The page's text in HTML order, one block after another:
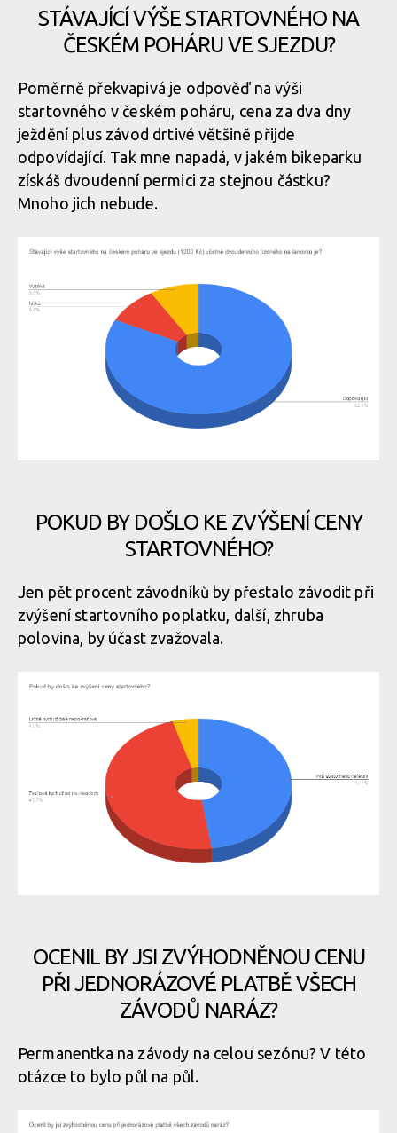
STÁVAJÍCÍ VÝŠE STARTOVNÉHO NA
ČESKÉM POHÁRU VE SJEZDU?
Poměrně překvapivá je odpověď na výši
startovného v českém poháru, cena za dva dny
ježdění plus závod drtivé většině přijde
odpovídající. Tak mne napadá, v jakém bikeparku
získáš dvoudenní permici za stejnou částku?
Mnoho jich nebude.
POKUD BY DOŠLO KE ZVÝŠENÍ CENY
STARTOVNÉHO?
Jen pět procent závodníků by přestalo závodit při
zvýšení startovního poplatku, další, zhruba
polovina, by účast zvažovala.
OCENIL BY JSI ZVÝHODNĚNOU CENU
PŘI JEDNORÁZOVÉ PLATBĚ VŠECH
ZÁVODŮ NARÁZ?
Permanentka na závody na celou sezónu? V této
otázce to bylo půl na půl.